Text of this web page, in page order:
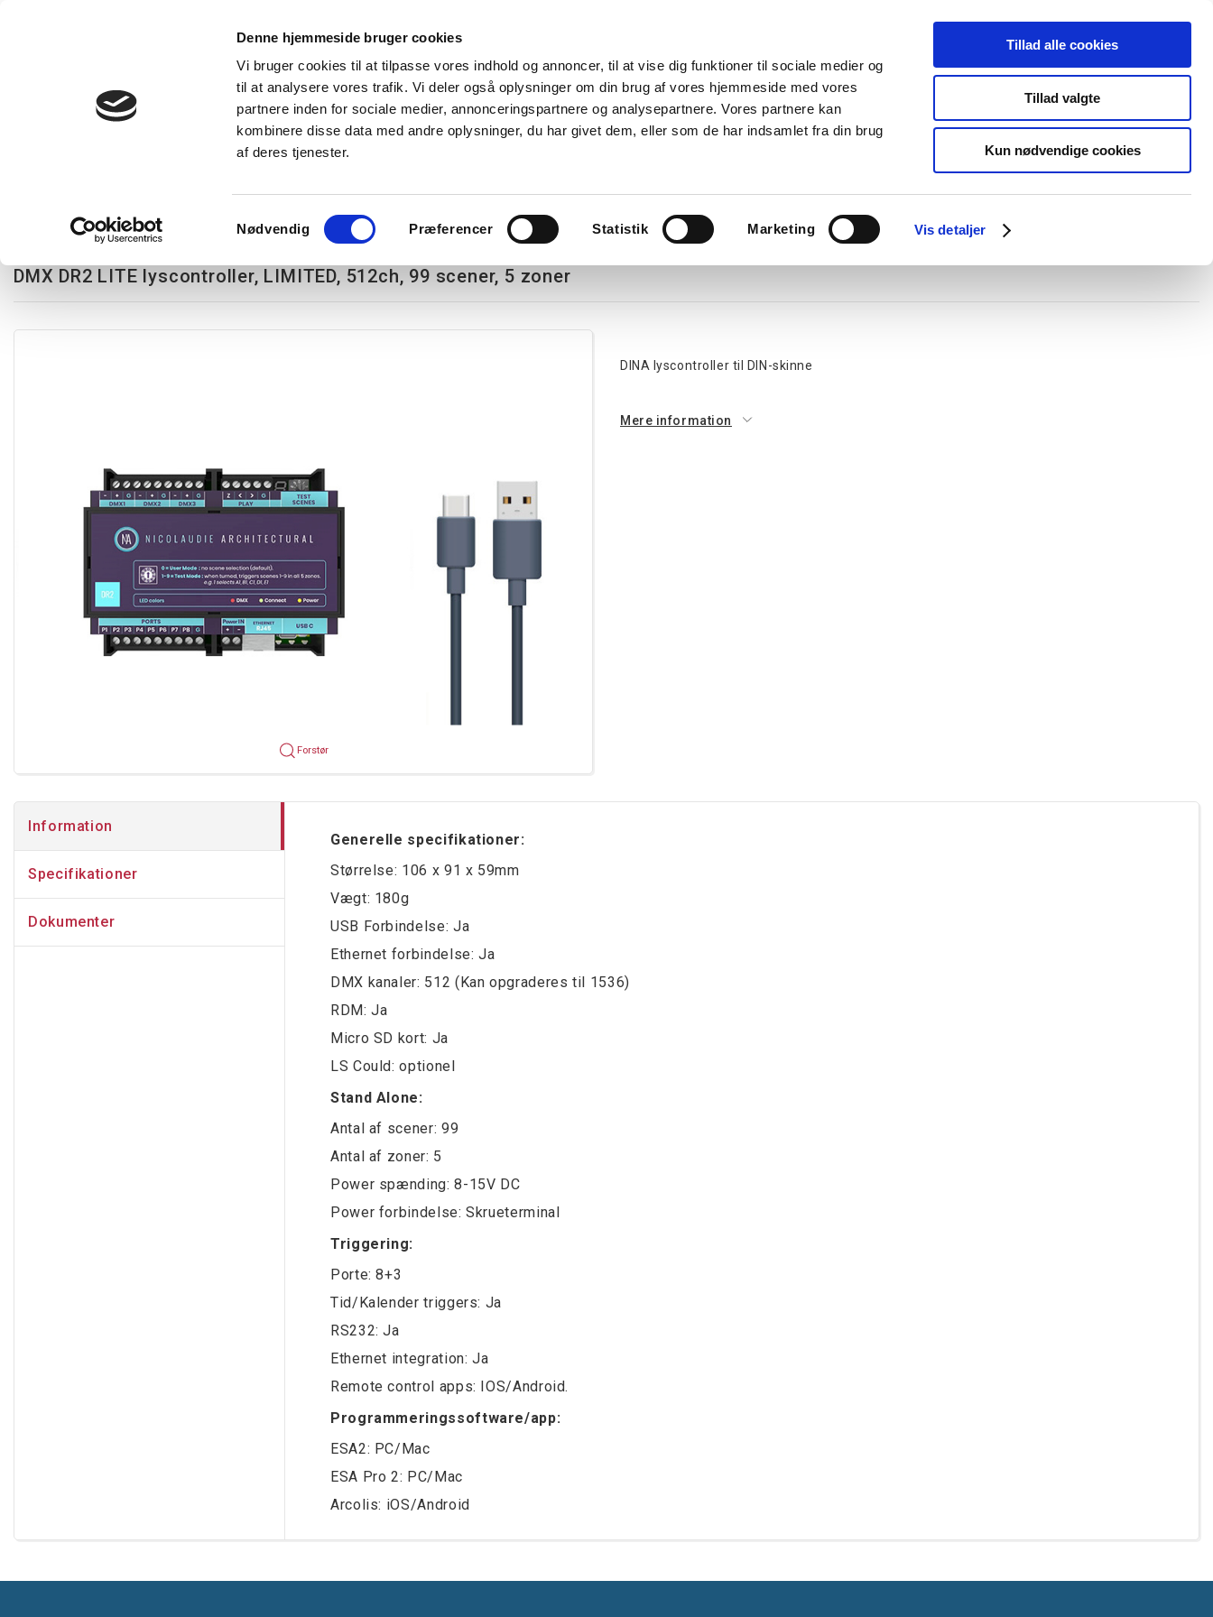
Denne hjemmeside bruger cookies
Vi bruger cookies til at tilpasse vores indhold og annoncer, til at vise dig funktioner til sociale medier og
til at analysere vores trafik. Vi deler også oplysninger om din brug af vores hjemmeside med vores
partnere inden for sociale medier, annonceringspartnere og analysepartnere. Vores partnere kan
kombinere disse data med andre oplysninger, du har givet dem, eller som de har indsamlet fra din brug
af deres tjenester.
Nødvendig Præferencer Statistik Marketing Vis detaljer
Tillad alle cookies
Tillad valgte
Kun nødvendige cookies
+45 44 85 90 00
Ny kunde
Produkter Express levering Vidensbank Kurser Referencer Kontakt os
Ledningskanaler Opmærkning Forgreningsmateriel
DMX DR2 LITE lyscontroller, LIMITED, 512ch, 99 scener, 5 zoner
Forstør
DINA lyscontroller til DIN-skinne
Mere information
Information
Specifikationer
Dokumenter
Generelle specifikationer:
Størrelse: 106 x 91 x 59mm
Vægt: 180g
USB Forbindelse: Ja
Ethernet forbindelse: Ja
DMX kanaler: 512 (Kan opgraderes til 1536)
RDM: Ja
Micro SD kort: Ja
LS Could: optionel
Stand Alone:
Antal af scener: 99
Antal af zoner: 5
Power spænding: 8-15V DC
Power forbindelse: Skrueterminal
Triggering:
Porte: 8+3
Tid/Kalender triggers: Ja
RS232: Ja
Ethernet integration: Ja
Remote control apps: IOS/Android.
Programmeringssoftware/app:
ESA2: PC/Mac
ESA Pro 2: PC/Mac
Arcolis: iOS/Android